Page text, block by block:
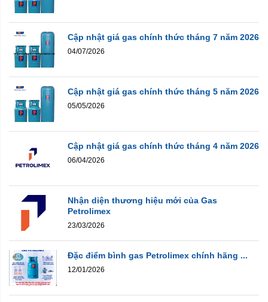
Cập nhật giá gas chính thức tháng 7 năm 2026
04/07/2026
Cập nhật giá gas chính thức tháng 5 năm 2026
05/05/2026
Cập nhật giá gas chính thức tháng 4 năm 2026
06/04/2026
Nhận diện thương hiệu mới của Gas
Petrolimex
23/03/2026
Đặc điểm bình gas Petrolimex chính hãng ...
12/01/2026